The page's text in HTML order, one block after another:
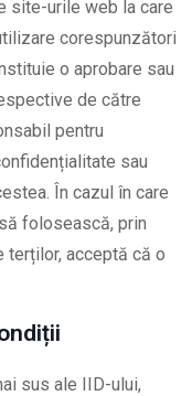
site-urile web la care
corespunzători
o aprobare sau
de către
pentru
sau
În cazul în care
folosească, prin
terților, acceptă că o
sus ale IID-ului,